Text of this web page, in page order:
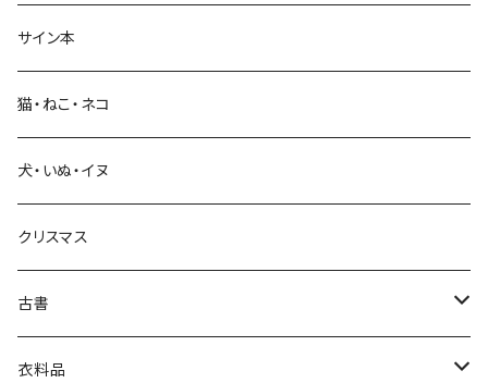
生活・暮らし
芸術・絵画・写真
絵本・児童書
娯楽・エンターテインメント
サイン本
猫・ねこ・ネコ
犬・いぬ・イヌ
クリスマス
古書
古書セット
衣料品